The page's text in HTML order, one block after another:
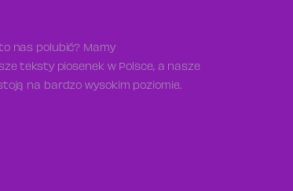
nas polubić? Mamy
teksty piosenek w Polsce, a nasze
na bardzo wysokim poziomie.